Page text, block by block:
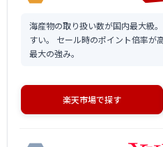
海産物の取り扱い数が国内最大級
すい。 セール時のポイント倍率が
最大の強み。
楽天市場で探す